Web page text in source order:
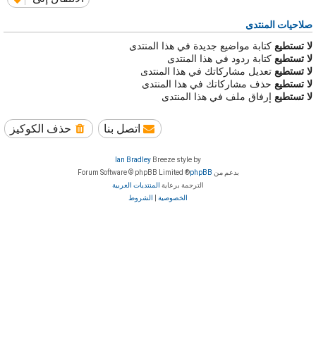
صلاحيات المنتدى
لا تستطيع كتابة مواضيع جديدة في هذا المنتدى
لا تستطيع كتابة ردود في هذا المنتدى
لا تستطيع تعديل مشاركاتك في هذا المنتدى
لا تستطيع حذف مشاركاتك في هذا المنتدى
لا تستطيع إرفاق ملف في هذا المنتدى
حذف الكوكيز اتصل بنا
Breeze style by
Ian Bradley
بدعم من phpBB
® Forum Software © phpBB Limited
الترجمة برعاية المنتديات العربية
الخصوصية
الشروط